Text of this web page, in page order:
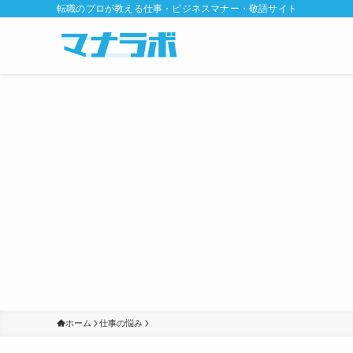
転職のプロが教える仕事・ビジネスマナー・敬語サイト
ホーム 仕事の悩み